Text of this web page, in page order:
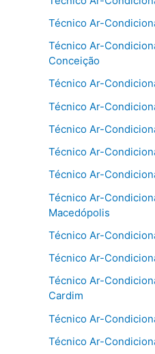
Técnico Ar-
Técnico Ar-
Conceição
Técnico Ar-
Técnico Ar-
Técnico Ar-
Técnico Ar-
Técnico Ar-
Técnico Ar-
Macedópolis
Técnico Ar-
Técnico Ar-
Técnico Ar-
Cardim
Técnico Ar-
Técnico Ar-